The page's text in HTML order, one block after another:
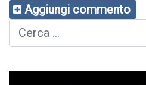
Aggiungi commento
Cerca